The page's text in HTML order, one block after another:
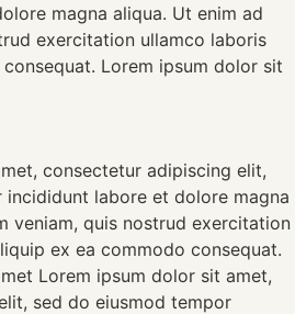
magna aliqua. Ut enim ad
exercitation ullamco laboris
Lorem ipsum dolor sit
consectetur adipiscing elit,
labore et dolore magna
veniam, quis nostrud exercitation
ex ea commodo consequat.
Lorem ipsum dolor sit amet,
sed do eiusmod tempor